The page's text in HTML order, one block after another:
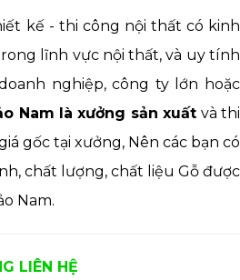
kế - thi công nội thất có kinh
lĩnh vực nội thất, và uy tính
nghiệp, công ty lớn hoặc
Nam là xưởng sản xuất và thi
gốc tại xưởng, Nên các bạn có
chất lượng, chất liệu Gỗ được
Nam.
LIÊN HỆ